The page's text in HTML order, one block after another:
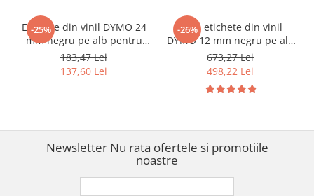
-25%
Etichete din vinil DYMO 24
mm negru pe alb pentru
tablouri electrice și
echipamente industriale
1805430
183,47 Lei
137,60 Lei
-26%
Set 5 etichete din vinil
DYMO 12 mm negru pe alb
pentru tablouri electrice și
automatizări 18444
673,27 Lei
498,22 Lei
Newsletter Nu rata ofertele si promotiile
noastre